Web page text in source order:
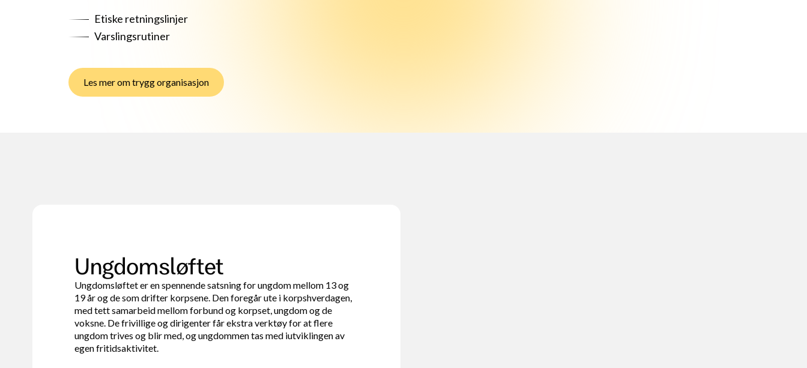
Etiske retningslinjer
Varslingsrutiner
Les mer om trygg organisasjon
Ungdomsløftet
Ungdomsløftet er en spennende satsning for ungdom mellom 13 og
19 år og de som drifter korpsene. Den foregår ute i korpshverdagen,
med tett samarbeid mellom forbund og korpset, ungdom og de
voksne. De frivillige og dirigenter får ekstra verktøy for at flere
ungdom trives og blir med, og ungdommen tas med iutviklingen av
egen fritidsaktivitet.